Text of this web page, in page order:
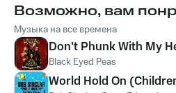
Возможно, вам
Музыка на все времена
Don't Phunk With My
Black Eyed Peas
World Hold On